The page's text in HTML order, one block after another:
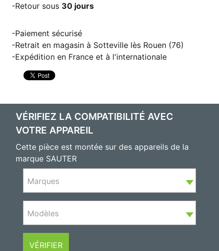
Retour sous 30 jours
Paiement sécurisé
Retrait en magasin à Sotteville lès Rouen (76)
Expédition en France et à l'internationale
VÉRIFIEZ LA COMPATIBILITÉ AVEC
VOTRE APPAREIL
Cette pièce est montée sur des appareils de la
marque SAUTER
Marques
Modèles
VÉRIFIER